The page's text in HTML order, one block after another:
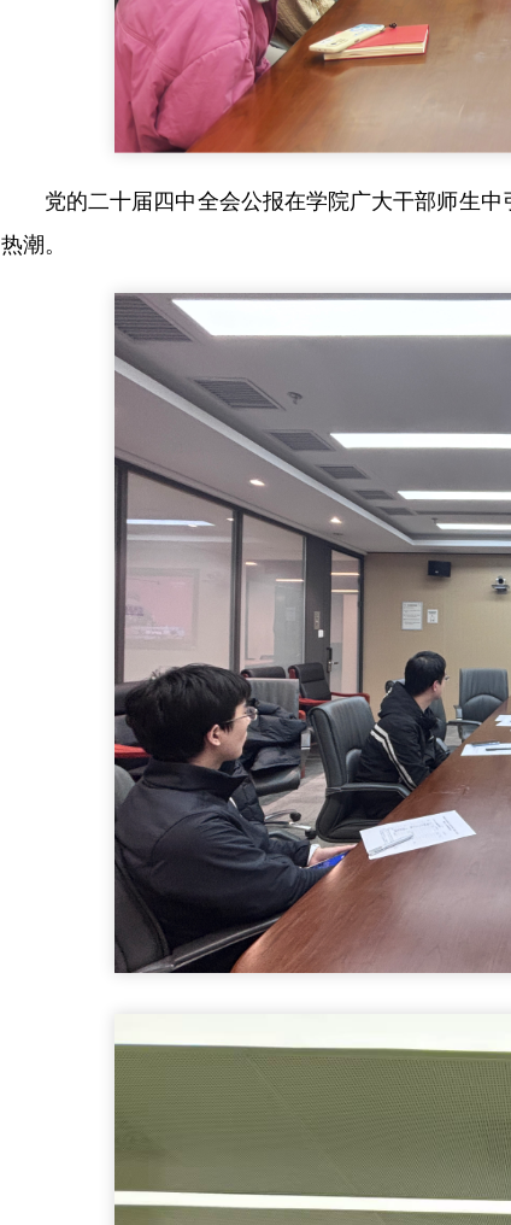
党的二十届四中全会公报在学院广大干部师生
热潮。